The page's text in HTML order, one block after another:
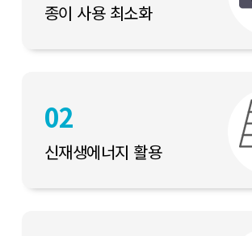
종이 사용 최소화
02
신재생에너지 활용